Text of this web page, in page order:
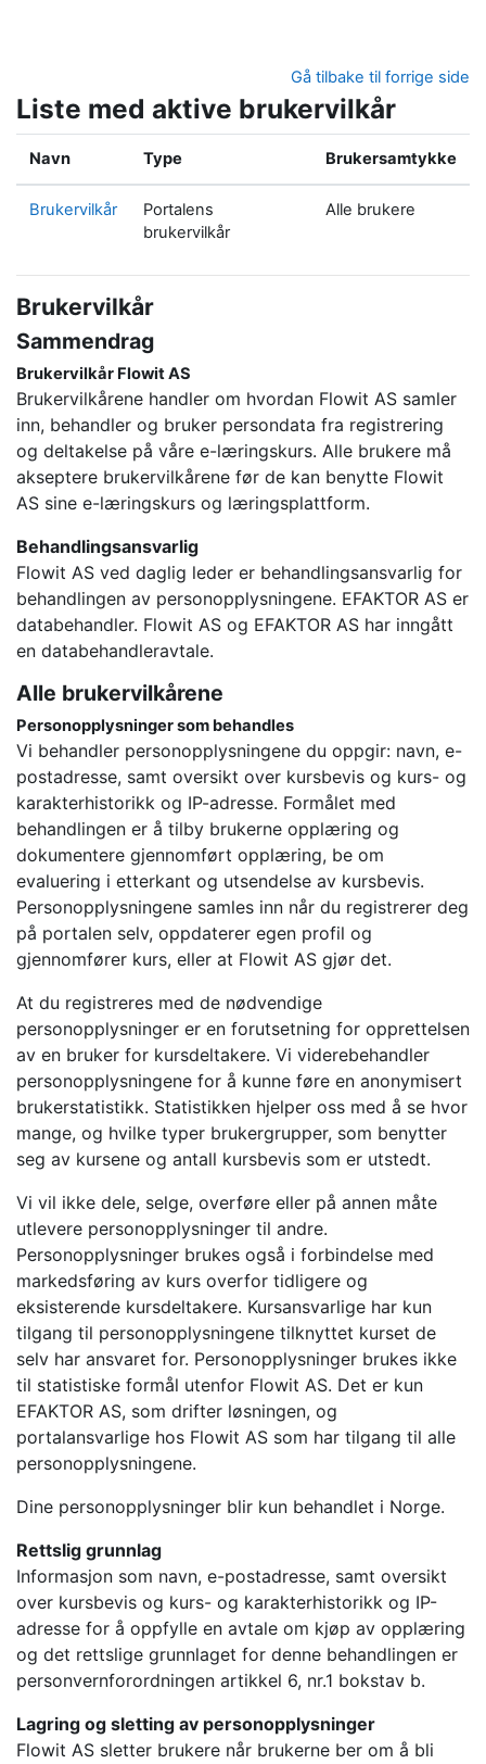
Gå tilbake til forrige side
Liste med aktive brukervilkår
Navn Type Brukersamtykke
Brukervilkår
Portalens
brukervilkår
Alle brukere
Brukervilkår
Sammendrag
Brukervilkår Flowit AS
Brukervilkårene handler om hvordan Flowit AS samler
inn, behandler og bruker persondata fra registrering
og deltakelse på våre e-læringskurs. Alle brukere må
akseptere brukervilkårene før de kan benytte Flowit
AS sine e-læringskurs og læringsplattform.
Behandlingsansvarlig
Flowit AS ved daglig leder er behandlingsansvarlig for
behandlingen av personopplysningene. EFAKTOR AS er
databehandler. Flowit AS og EFAKTOR AS har inngått
en databehandleravtale.
Alle brukervilkårene
Personopplysninger som behandles
Vi behandler personopplysningene du oppgir: navn, e-
postadresse, samt oversikt over kursbevis og kurs- og
karakterhistorikk og IP-adresse. Formålet med
behandlingen er å tilby brukerne opplæring og
dokumentere gjennomført opplæring, be om
evaluering i etterkant og utsendelse av kursbevis.
Personopplysningene samles inn når du registrerer deg
på portalen selv, oppdaterer egen profil og
gjennomfører kurs, eller at Flowit AS gjør det.
At du registreres med de nødvendige
personopplysninger er en forutsetning for opprettelsen
av en bruker for kursdeltakere. Vi viderebehandler
personopplysningene for å kunne føre en anonymisert
brukerstatistikk. Statistikken hjelper oss med å se hvor
mange, og hvilke typer brukergrupper, som benytter
seg av kursene og antall kursbevis som er utstedt.
Vi vil ikke dele, selge, overføre eller på annen måte
utlevere personopplysninger til andre.
Personopplysninger brukes også i forbindelse med
markedsføring av kurs overfor tidligere og
eksisterende kursdeltakere. Kursansvarlige har kun
tilgang til personopplysningene tilknyttet kurset de
selv har ansvaret for. Personopplysninger brukes ikke
til statistiske formål utenfor Flowit AS. Det er kun
EFAKTOR AS, som drifter løsningen, og
portalansvarlige hos Flowit AS som har tilgang til alle
personopplysningene.
Dine personopplysninger blir kun behandlet i Norge.
Rettslig grunnlag
Informasjon som navn, e-postadresse, samt oversikt
over kursbevis og kurs- og karakterhistorikk og IP-
adresse for å oppfylle en avtale om kjøp av opplæring
og det rettslige grunnlaget for denne behandlingen er
personvernforordningen artikkel 6, nr.1 bokstav b.
Lagring og sletting av personopplysninger
Flowit AS sletter brukere når brukerne ber om å bli